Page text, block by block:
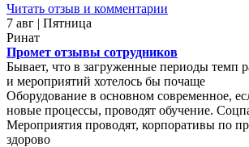
Читать отзыв и комментарии
7 авг | Пятница
Ринат
Промет отзывы сотрудников
Бывает, что в загруженные периоды темп
и мероприятий хотелось бы почаще
Оборудование в основном современное,
новые процессы, проводят обучение.
Мероприятия проводят, корпоративы по
здорово